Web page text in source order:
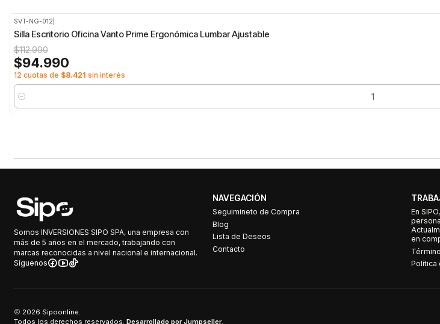
SVT-NG-012
Silla Escritorio Oficina Vanto Prime Ergonómica Lumbar Ajustable
$112.990
$94.990
12 cuotas de $8.421 sin interés
Cantidad
Somos INVERSIONES SIPO SPA, una empresa con
más de 5 años en el mercado, trabajando con
marcas reconocidas a nivel nacional e internacional.
Síguenos
NAVEGACIÓN
Seguimineto de Compra
Blog
Lista de Deseos
Contacto
En
en
Política
2026 Sipoonline.
Todos los derechos reservados. Desarrollado por Jumpseller.